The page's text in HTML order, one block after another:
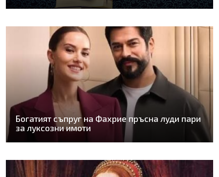
Богатият съпруг на Фахрие пръсна луди пари
за луксозни имоти